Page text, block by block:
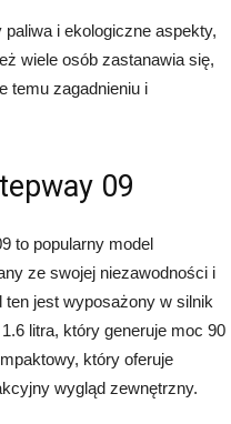
i ekologiczne aspekty,
wiele osób zastanawia się,
temu zagadnieniu i
09
to popularny model
ze swojej niezawodności i
jest wyposażony w silnik
litra, który generuje moc 90
który oferuje
wygląd zewnętrzny.